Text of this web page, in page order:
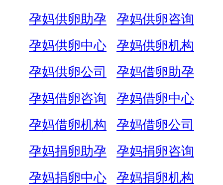
孕妈供卵助孕
孕妈供卵咨询
孕妈供卵中心
孕妈供卵机构
孕妈供卵公司
孕妈借卵助孕
孕妈借卵咨询
孕妈借卵中心
孕妈借卵机构
孕妈借卵公司
孕妈捐卵助孕
孕妈捐卵咨询
孕妈捐卵中心
孕妈捐卵机构